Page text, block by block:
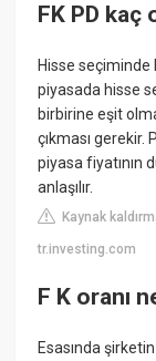
FK PD kaç
Hisse seçiminde
piyasada hisse
birbirine eşit
çıkması gerekir.
piyasa fiyatının
anlaşılır.
Kaynak
tr.investing.com
F K oranı
Esasında